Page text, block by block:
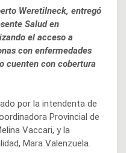
Weretilneck, entregó
Salud en
el acceso a
con enfermedades
cuenten con cobertura
por la intendenta de
Provincial de
Vaccari, y la
Mara Valenzuela.